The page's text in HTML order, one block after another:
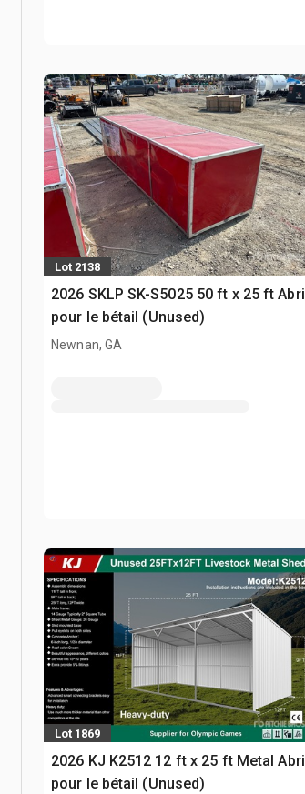
Lot 2138
2026 SKLP SK-S5025 50 ft x 25 ft Abri
pour le bétail (Unused)
Newnan, GA
Lot 1869
2026 KJ K2512 12 ft x 25 ft Metal Abri
pour le bétail (Unused)